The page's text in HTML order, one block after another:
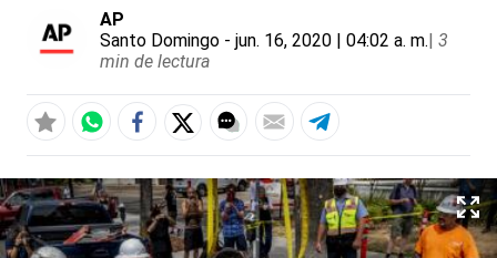
AP
Santo Domingo - jun. 16, 2020 | 04:02 a. m.| 3
min de lectura